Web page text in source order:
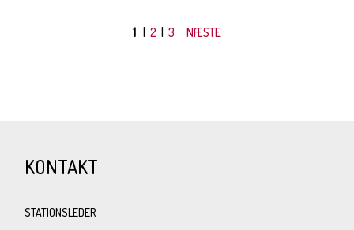
1 | 2 | 3 NÆSTE
KONTAKT
STATIONSLEDER